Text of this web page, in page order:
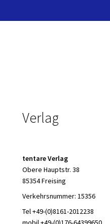
Verlag
tentare Verlag
Obere Hauptstr. 38
85354 Freising
Verkehrsnummer: 15356
Tel +49-(0)8161-2012238